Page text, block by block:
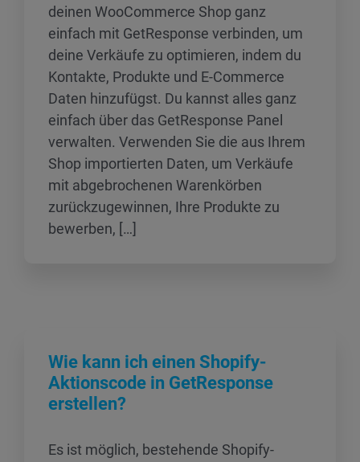
deinen WooCommerce Shop ganz
einfach mit GetResponse verbinden, um
deine Verkäufe zu optimieren, indem du
Kontakte, Produkte und E-Commerce
Daten hinzufügst. Du kannst alles ganz
einfach über das GetResponse Panel
verwalten. Verwenden Sie die aus Ihrem
Shop importierten Daten, um Verkäufe
mit abgebrochenen Warenkörben
zurückzugewinnen, Ihre Produkte zu
bewerben, […]
Wie kann ich einen Shopify-
Aktionscode in GetResponse
erstellen?
Es ist möglich, bestehende Shopify-